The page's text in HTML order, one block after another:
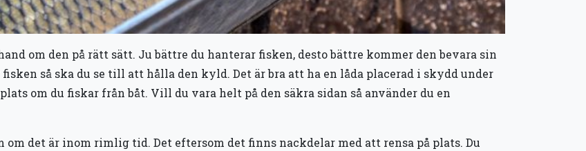
om den på rätt sätt. Ju bättre du hanterar fisken, desto bättre kommer den bevara sin
så ska du se till att hålla den kyld. Det är bra att ha en låda placerad i skydd under
om du fiskar från båt. Vill du vara helt på den säkra sidan så använder du en
det är inom rimlig tid. Det eftersom det finns nackdelar med att rensa på plats. Du